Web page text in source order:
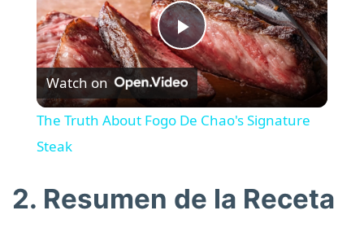
P
l
y
Watch on
The Truth About Fogo De Chao's Signature
Steak
2. Resumen de la Receta